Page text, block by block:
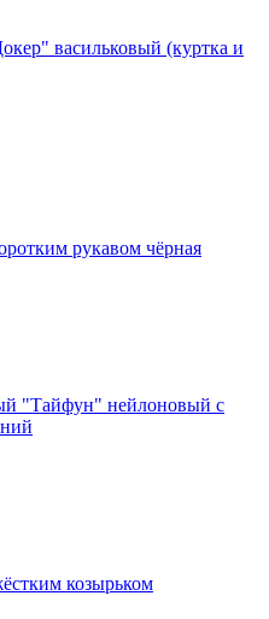
васильковый (куртка и
рукавом чёрная
"Тайфун" нейлоновый с
козырьком